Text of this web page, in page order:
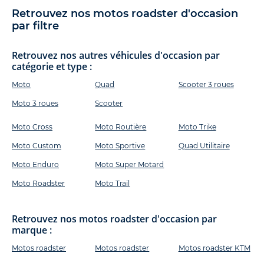
Retrouvez nos motos roadster d'occasion
par filtre
Retrouvez nos autres véhicules d'occasion par
catégorie et type :
Moto
Moto 3 roues
Quad
Scooter
Scooter 3 roues
Moto Cross
Moto Custom
Moto Enduro
Moto Roadster
Moto Routière
Moto Sportive
Moto Super Motard
Moto Trail
Moto Trike
Quad Utilitaire
Retrouvez nos motos roadster d'occasion par
marque :
Motos roadster
Motos roadster
Motos roadster KTM